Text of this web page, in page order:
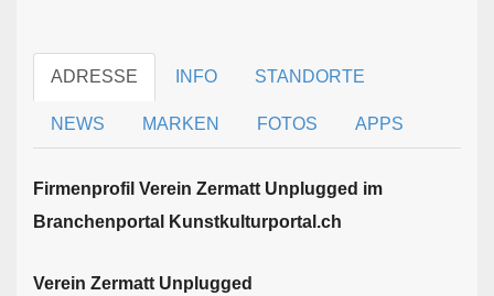
ADRESSE INFO STANDORTE
NEWS MARKEN FOTOS APPS
Firmen­profil Verein Zermatt Unplugged im
Branchen­portal Kunstkulturportal.ch
Verein Zermatt Unplugged